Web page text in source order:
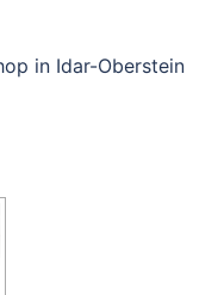
in Idar-Oberstein